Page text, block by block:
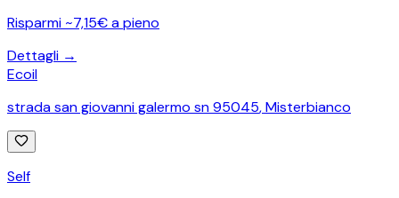
Risparmi ~7,15€ a pieno
Dettagli →
Ecoil
strada san giovanni galermo sn 95045,Misterbianco
Self